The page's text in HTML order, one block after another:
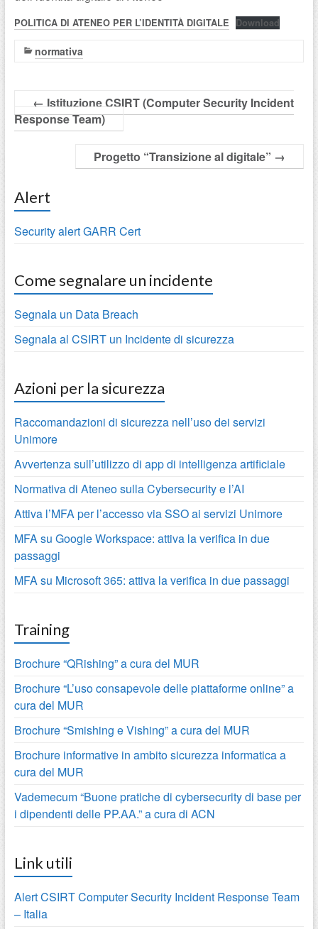
POLITICA DI ATENEO PER L’IDENTITÀ DIGITALE Download
normativa
← Istituzione CSIRT (Computer Security Incident
Response Team)
Progetto “Transizione al digitale” →
Alert
Security alert GARR Cert
Come segnalare un incidente
Segnala un Data Breach
Segnala al CSIRT un Incidente di sicurezza
Azioni per la sicurezza
Raccomandazioni di sicurezza nell’uso dei servizi
Unimore
Avvertenza sull’utilizzo di app di intelligenza artificiale
Normativa di Ateneo sulla Cybersecurity e l’AI
Attiva l’MFA per l’accesso via SSO ai servizi Unimore
MFA su Google Workspace: attiva la verifica in due
passaggi
MFA su Microsoft 365: attiva la verifica in due passaggi
Training
Brochure “QRishing” a cura del MUR
Brochure “L’uso consapevole delle piattaforme online” a
cura del MUR
Brochure “Smishing e Vishing” a cura del MUR
Brochure informative in ambito sicurezza informatica a
cura del MUR
Vademecum “Buone pratiche di cybersecurity di base per
i dipendenti delle PP.AA.” a cura di ACN
Link utili
Alert CSIRT Computer Security Incident Response Team
– Italia